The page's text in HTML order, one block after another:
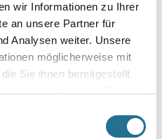
wir Informationen zu Ihrer
an unsere Partner für
Analysen weiter. Unsere
möglicherweise mit
Sie ihnen bereitgestellt